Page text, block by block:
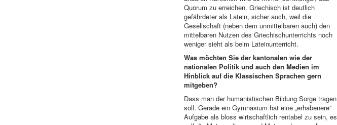
Quorum zu erreichen. Griechisch ist deutlich
gefährdeter als Latein, sicher auch, weil die
Gesellschaft (neben dem unmittelbaren auch) den
mittelbaren Nutzen des Griechischunterrichts noch
weniger sieht als beim Lateinunterricht.
Was möchten Sie der kantonalen wie der
nationalen Politik und auch den Medien im
Hinblick auf die Klassischen Sprachen gern
mitgeben?
Dass man der humanistischen Bildung Sorge tragen
soll. Gerade ein Gymnasium hat eine „erhabenere“
Aufgabe als bloss wirtschaftlich rentabel zu sein, es